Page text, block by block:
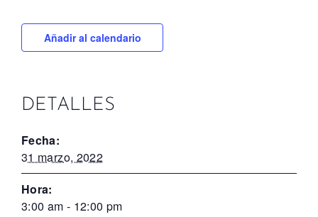
Añadir al calendario
DETALLES
Fecha:
31 marzo, 2022
Hora:
3:00 am - 12:00 pm